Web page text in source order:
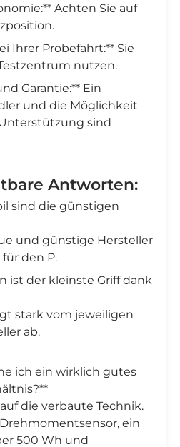
Achten Sie auf
Ihrer Probefahrt:** Sie
nutzen.
Garantie:** Ein
und die Möglichkeit
sind
Antworten:
sind die günstigen
und günstige Hersteller
den P.
ist der kleinste Griff dank
stark vom jeweiligen
ab.
ich ein wirklich gutes
die verbaute Technik.
ein
500 Wh und